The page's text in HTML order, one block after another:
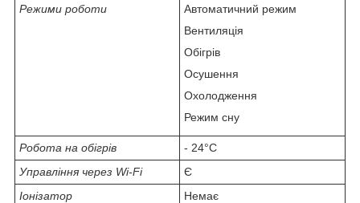
Режими роботи
Автоматичний режим
Вентиляція
Обігрів
Осушення
Охолодження
Режим сну
Робота на обігрів
- 24°C
Управління через Wi-Fi
Є
Іонізатор
Немає